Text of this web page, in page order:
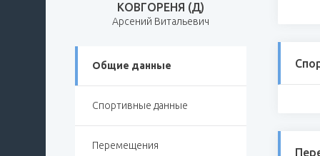
КОВГОРЕНЯ (Д)
Арсений Витальевич
Общие данные
Спортивные данные
Перемещения